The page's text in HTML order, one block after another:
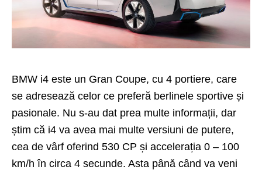
BMW i4 este un Gran Coupe, cu 4 portiere, care
se adresează celor ce preferă berlinele sportive și
pasionale. Nu s-au dat prea multe informații, dar
știm că i4 va avea mai multe versiuni de putere,
cea de vârf oferind 530 CP și accelerația 0 – 100
km/h în circa 4 secunde. Asta până când va veni